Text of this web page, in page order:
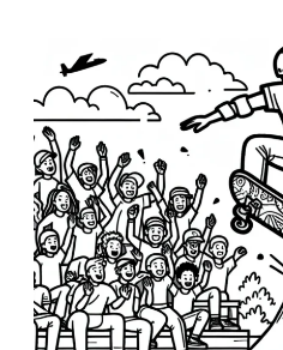
c
a
t
i
o
n